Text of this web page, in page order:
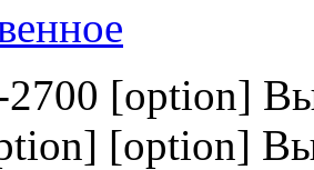
2700 [option]
[option]